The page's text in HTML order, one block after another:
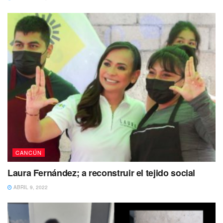
CANCÚN
Laura Fernández; a reconstruir el tejido social
ABRIL 9, 2022